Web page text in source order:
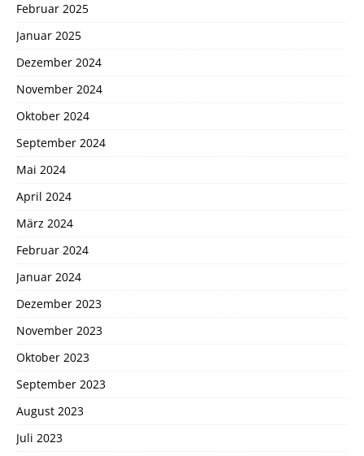
Februar 2025
Januar 2025
Dezember 2024
November 2024
Oktober 2024
September 2024
Mai 2024
April 2024
März 2024
Februar 2024
Januar 2024
Dezember 2023
November 2023
Oktober 2023
September 2023
August 2023
Juli 2023